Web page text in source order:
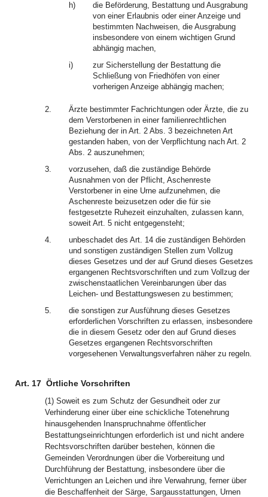
h)
die Beförderung, Bestattung und Ausgrabung
von einer Erlaubnis oder einer Anzeige und
bestimmten Nachweisen, die Ausgrabung
insbesondere von einem wichtigen Grund
abhängig machen,
i)
zur Sicherstellung der Bestattung die
Schließung von Friedhöfen von einer
vorherigen Anzeige abhängig machen;
2.
Ärzte bestimmter Fachrichtungen oder Ärzte, die zu
dem Verstorbenen in einer familienrechtlichen
Beziehung der in Art. 2 Abs. 3 bezeichneten Art
gestanden haben, von der Verpflichtung nach Art. 2
Abs. 2 auszunehmen;
3.
vorzusehen, daß die zuständige Behörde
Ausnahmen von der Pflicht, Aschenreste
Verstorbener in eine Urne aufzunehmen, die
Aschenreste beizusetzen oder die für sie
festgesetzte Ruhezeit einzuhalten, zulassen kann,
soweit Art. 5 nicht entgegensteht;
4.
unbeschadet des Art. 14 die zuständigen Behörden
und sonstigen zuständigen Stellen zum Vollzug
dieses Gesetzes und der auf Grund dieses Gesetzes
ergangenen Rechtsvorschriften und zum Vollzug der
zwischenstaatlichen Vereinbarungen über das
Leichen- und Bestattungswesen zu bestimmen;
5.
die sonstigen zur Ausführung dieses Gesetzes
erforderlichen Vorschriften zu erlassen, insbesondere
die in diesem Gesetz oder den auf Grund dieses
Gesetzes ergangenen Rechtsvorschriften
vorgesehenen Verwaltungsverfahren näher zu regeln.
Art. 17 Örtliche Vorschriften
(1) Soweit es zum Schutz der Gesundheit oder zur
Verhinderung einer über eine schickliche Totenehrung
hinausgehenden Inanspruchnahme öffentlicher
Bestattungseinrichtungen erforderlich ist und nicht andere
Rechtsvorschriften darüber bestehen, können die
Gemeinden Verordnungen über die Vorbereitung und
Durchführung der Bestattung, insbesondere über die
Verrichtungen an Leichen und ihre Verwahrung, ferner über
die Beschaffenheit der Särge, Sargausstattungen, Urnen